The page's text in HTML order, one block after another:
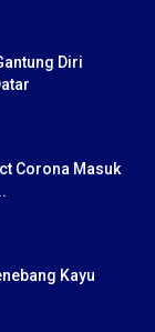
Diri
Corona Masuk
Kayu